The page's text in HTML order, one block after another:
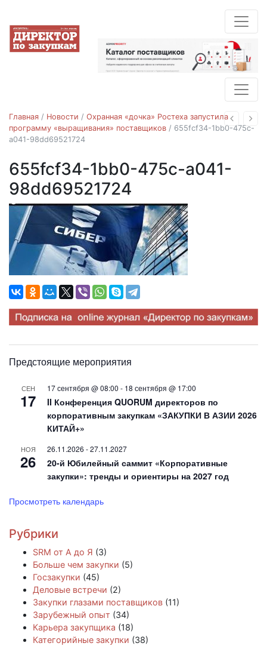
Назад
Главная / Новости / Охранная «дочка» Ростеха запустила
программу «выращивания» поставщиков / 655fcf34-1bb0-475c-
a041-98dd69521724
655fcf34-1bb0-475c-a041-
98dd69521724
Предстоящие мероприятия
СЕН
17
17 сентября @ 08:00 - 18 сентября @ 17:00
II Конференция QUORUM директоров по
корпоративным закупкам «ЗАКУПКИ В АЗИИ 2026
КИТАЙ+»
НОЯ
26
26.11.2026 -27.11.2027
20-й Юбилейный саммит «Корпоративные
закупки»: тренды и ориентиры на 2027 год
Просмотреть календарь
Рубрики
SRM от А до Я (3)
Больше чем закупки (5)
Госзакупки (45)
Деловые встречи (2)
Закупки глазами поставщиков (11)
Зарубежный опыт (34)
Карьера закупщика (18)
Категорийные закупки (38)